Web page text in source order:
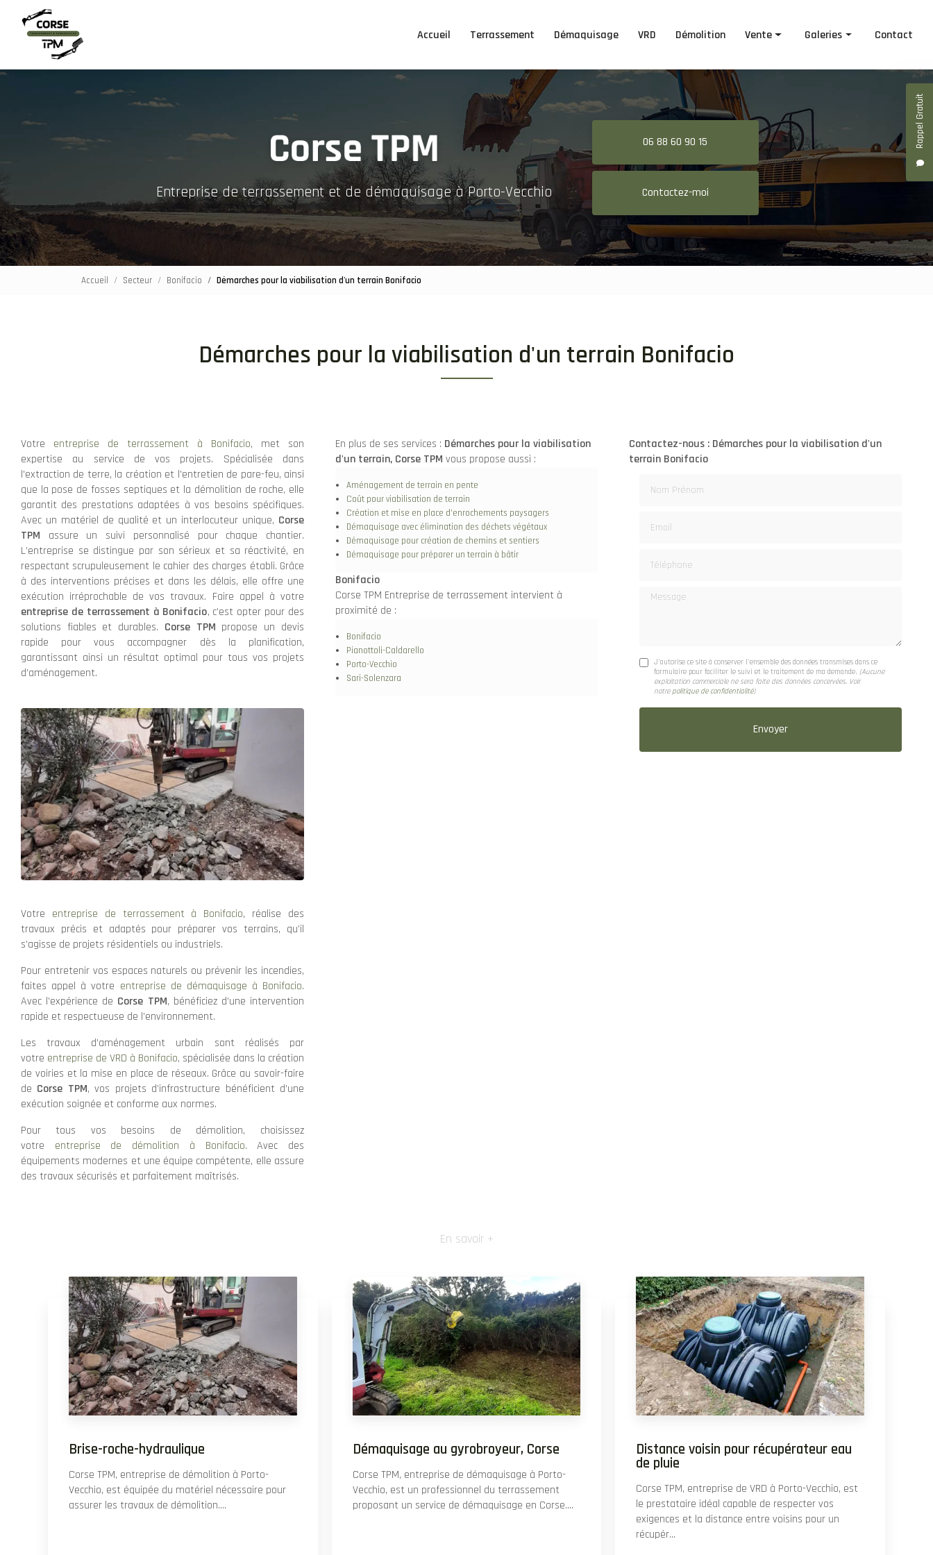
contenu
Rappel Gratuit
Accueil
Terrassement Démaquisage VRD Démolition Vente
Terre végétale
Terre de remblais
Blocs de béton
Galeries
Démaquisage
VRD
Démolition
Contact
Entreprise de terrassement et de démaquisage à Porto-Vecchio
06 88 60 90 15
Contactez-moi
Accueil Secteur Bonifacio Démarches pour la viabilisation d'un terrain Bonifacio
Démarches pour la viabilisation d'un terrain Bonifacio
Votre entreprise de terrassement à Bonifacio, met son
expertise au service de vos projets. Spécialisée dans
l'extraction de terre, la création et l'entretien de pare-feu, ainsi
que la pose de fosses septiques et la démolition de roche, elle
garantit des prestations adaptées à vos besoins spécifiques.
Avec un matériel de qualité et un interlocuteur unique, Corse
TPM assure un suivi personnalisé pour chaque chantier.
L’entreprise se distingue par son sérieux et sa réactivité, en
respectant scrupuleusement le cahier des charges établi. Grâce
à des interventions précises et dans les délais, elle offre une
exécution irréprochable de vos travaux. Faire appel à votre
entreprise de terrassement à Bonifacio, c’est opter pour des
solutions fiables et durables. Corse TPM propose un devis
rapide pour vous accompagner dès la planification,
garantissant ainsi un résultat optimal pour tous vos projets
d’aménagement.
Votre entreprise de terrassement à Bonifacio, réalise des
travaux précis et adaptés pour préparer vos terrains, qu’il
s’agisse de projets résidentiels ou industriels.
Pour entretenir vos espaces naturels ou prévenir les incendies,
faites appel à votre entreprise de démaquisage à Bonifacio.
Avec l’expérience de Corse TPM, bénéficiez d’une intervention
rapide et respectueuse de l’environnement.
Les travaux d’aménagement urbain sont réalisés par
votre entreprise de VRD à Bonifacio, spécialisée dans la création
de voiries et la mise en place de réseaux. Grâce au savoir-faire
de Corse TPM, vos projets d’infrastructure bénéficient d’une
exécution soignée et conforme aux normes.
Pour tous vos besoins de démolition, choisissez
votre entreprise de démolition à Bonifacio. Avec des
équipements modernes et une équipe compétente, elle assure
des travaux sécurisés et parfaitement maîtrisés.
En plus de ses services : Démarches pour la viabilisation
d'un terrain, Corse TPM vous propose aussi :
Aménagement de terrain en pente
Coût pour viabilisation de terrain
Création et mise en place d'enrochements paysagers
Démaquisage avec élimination des déchets végétaux
Démaquisage pour création de chemins et sentiers
Démaquisage pour préparer un terrain à bâtir
Bonifacio
Corse TPM Entreprise de terrassement intervient à
proximité de :
Bonifacio
Pianottoli-Caldarello
Porto-Vecchio
Sari-Solenzara
Contactez-nous : Démarches pour la viabilisation d'un
terrain Bonifacio
Message
J'autorise ce site à conserver l'ensemble des données transmises dans ce
formulaire pour faciliter le suivi et le traitement de ma demande. (Aucune
exploitation commerciale ne sera faite des données concervées. Voir
notre politique de confidentialité)
En savoir +
Brise-roche-hydraulique
Corse TPM, entreprise de démolition à Porto-
Vecchio, est équipée du matériel nécessaire pour
assurer les travaux de démolition....
Démaquisage au gyrobroyeur, Corse
Corse TPM, entreprise de démaquisage à Porto-
Vecchio, est un professionnel du terrassement
proposant un service de démaquisage en Corse....
Distance voisin pour récupérateur eau
de pluie
Corse TPM, entreprise de VRD à Porto-Vecchio, est
le prestataire idéal capable de respecter vos
exigences et la distance entre voisins pour un
récupér...